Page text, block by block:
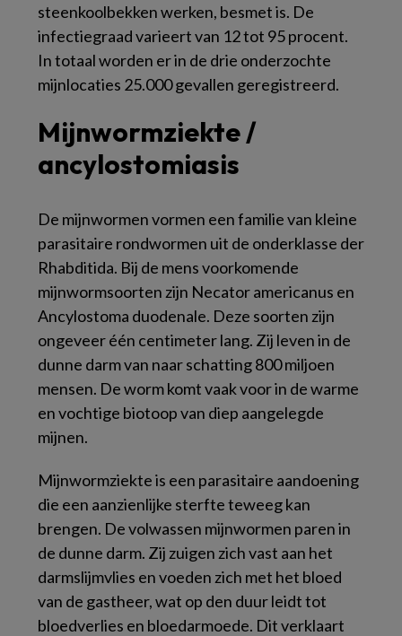
steenkoolbekken werken, besmet is. De
infectiegraad varieert van 12 tot 95 procent.
In totaal worden er in de drie onderzochte
mijnlocaties 25.000 gevallen geregistreerd.
Mijnwormziekte /
ancylostomiasis
De mijnwormen vormen een familie van kleine
parasitaire rondwormen uit de onderklasse der
Rhabditida. Bij de mens voorkomende
mijnwormsoorten zijn Necator americanus en
Ancylostoma duodenale. Deze soorten zijn
ongeveer één centimeter lang. Zij leven in de
dunne darm van naar schatting 800 miljoen
mensen. De worm komt vaak voor in de warme
en vochtige biotoop van diep aangelegde
mijnen.
Mijnwormziekte is een parasitaire aandoening
die een aanzienlijke sterfte teweeg kan
brengen. De volwassen mijnwormen paren in
de dunne darm. Zij zuigen zich vast aan het
darmslijmvlies en voeden zich met het bloed
van de gastheer, wat op den duur leidt tot
bloedverlies en bloedarmoede. Dit verklaart